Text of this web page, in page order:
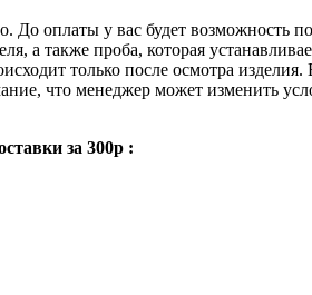
оплаты у вас будет возможность
а также проба, которая
только после осмотра изделия.
что менеджер может изменить
за 300р :